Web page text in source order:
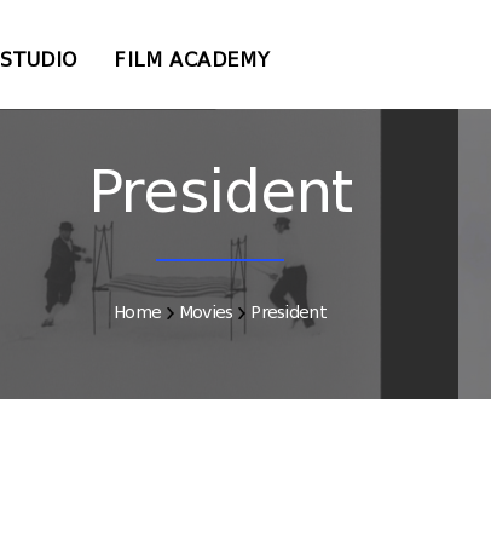
STUDIO FILM ACADEMY
President
Home Movies President